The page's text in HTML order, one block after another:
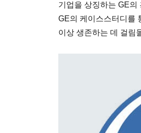
기업을 상징하는 GE의
GE의 케이스스터디를
이상 생존하는 데 걸림